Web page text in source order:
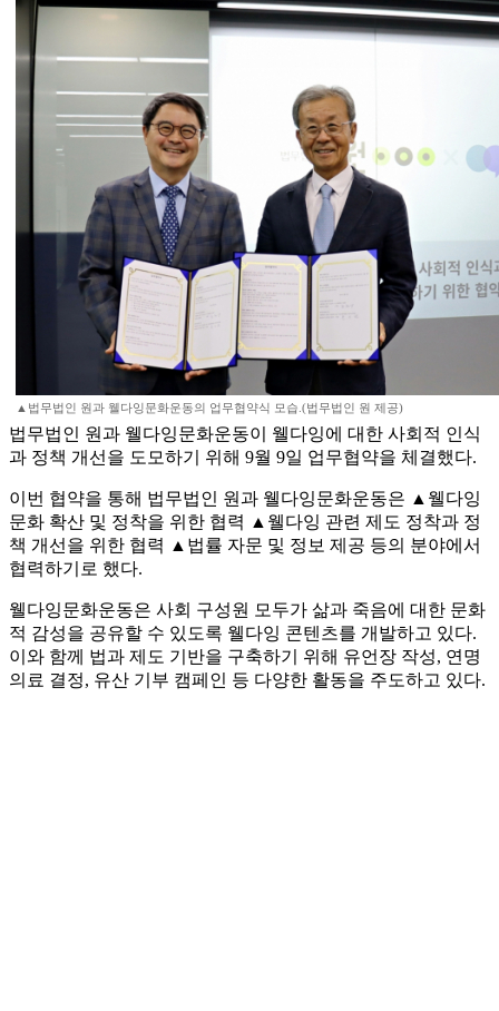
▲법무법인 원과 웰다잉문화운동의 업무협약식 모습.(법무법인 원 제공)
법무법인 원과 웰다잉문화운동이 웰다잉에 대한 사회적 인식
과 정책 개선을 도모하기 위해 9월 9일 업무협약을 체결했다.
이번 협약을 통해 법무법인 원과 웰다잉문화운동은 ▲웰다잉
문화 확산 및 정착을 위한 협력 ▲웰다잉 관련 제도 정착과 정
책 개선을 위한 협력 ▲법률 자문 및 정보 제공 등의 분야에서
협력하기로 했다.
웰다잉문화운동은 사회 구성원 모두가 삶과 죽음에 대한 문화
적 감성을 공유할 수 있도록 웰다잉 콘텐츠를 개발하고 있다.
이와 함께 법과 제도 기반을 구축하기 위해 유언장 작성, 연명
의료 결정, 유산 기부 캠페인 등 다양한 활동을 주도하고 있다.